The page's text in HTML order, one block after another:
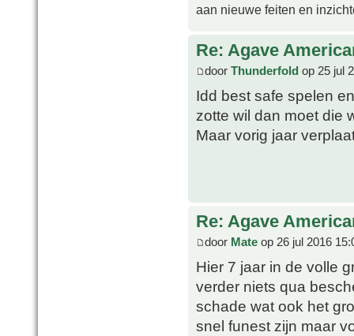
aan nieuwe feiten en
Re: Agave
door Thunderfold op 25 jul
Idd best safe spelen
zotte wil dan moet die
Maar vorig jaar
Re: Agave
door Mate op 26 jul 2016
Hier 7 jaar in de volle
verder niets qua
schade wat ook het
snel funest zijn maar